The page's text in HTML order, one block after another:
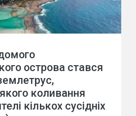
острова стався
коливання
кількох сусідніх